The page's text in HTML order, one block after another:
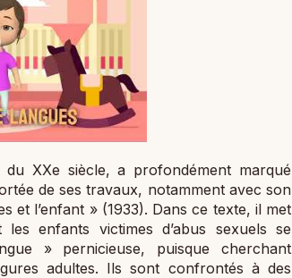
XXe siècle, a profondément marqué
de ses travaux, notamment avec son
et l’enfant » (1933). Dans ce texte, il met
enfants victimes d’abus sexuels se
» pernicieuse, puisque cherchant
adultes. Ils sont confrontés à des